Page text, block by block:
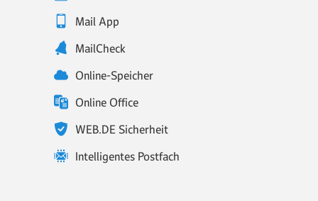
Mail App
MailCheck
Online-Speicher
Online Office
WEB.DE Sicherheit
Intelligentes Postfach